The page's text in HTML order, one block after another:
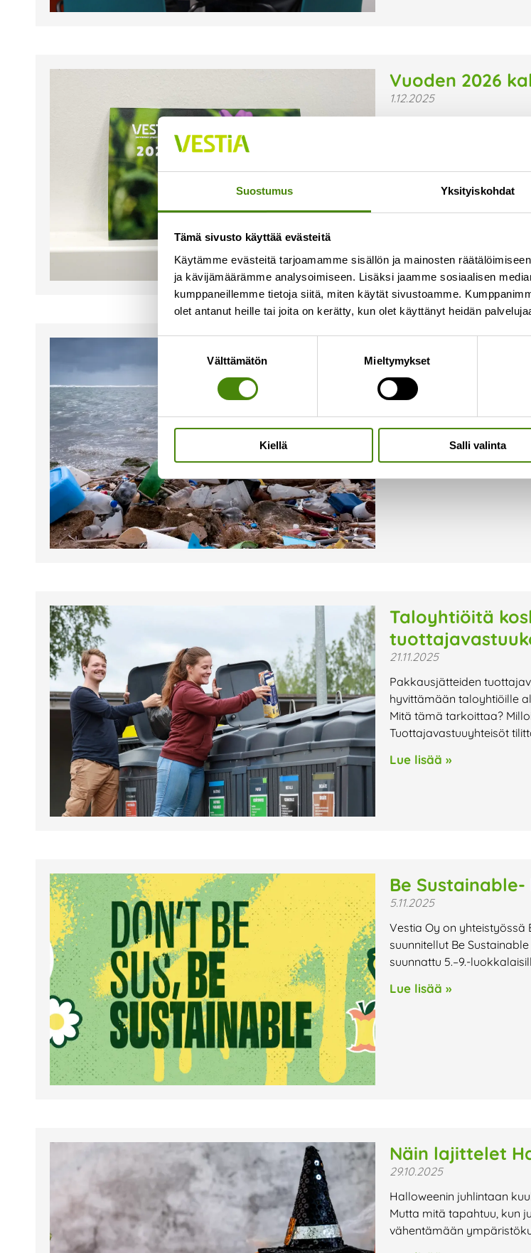
Suostumus Yksityiskohdat
Tämä sivusto käyttää evästeitä
Käytämme evästeitä tarjoamamme sisällön ja mainosten
ja kävijämäärämme analysoimiseen. Lisäksi jaamme sosiaalisen
kumppaneillemme tietoja siitä, miten käytät sivustoamme.
olet antanut heille tai joita on kerätty, kun olet käyttänyt heidän
Välttämätön Mieltymykset
Kiellä Salli valinta
Vuoden 2026
1.12.2025
Vestian vuoden 2026
ensimmäisestä viikosta
kotitalouksiin, jotka eivät
Lue lisää »
22.11.2025
Marraskuun lopussa, 22.-
(EWWR). Tänä vuonna
nopeammin kuin minkään
Lue lisää »
Taloyhtiöitä
21.11.2025
Pakkausjätteiden
hyvittämään taloyhtiöille
Mitä tämä tarkoittaa?
Tuottajavastuuyhteisöt
Lue lisää »
Be
5.11.2025
Vestia Oy on yhteistyössä
suunnitellut Be
suunnattu 5.–9.-
Lue lisää »
Näin lajittelet
29.10.2025
Halloweenin juhlintaan
Mutta mitä tapahtuu, kun
vähentämään